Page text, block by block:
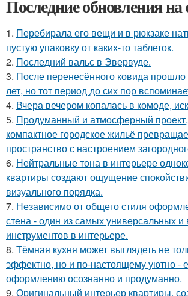
Последние обновления на
1. Перебирала его вещи и в рюкзаке
пустую упаковку от каких-то таблеток.
2. Последний вальс в Эвервуде.
3. После перенесённого ковида
лет, но тот период до сих пор
4. Вчера вечером копалась в комоде,
5. Продуманный и атмосферный
компактное городское жильё
пространство с настроением
6. Нейтральные тона в интерьере
квартиры создают ощущение
визуального порядка.
7. Независимо от общего стиля
стена - один из самых универсальных
инструментов в интерьере.
8. Тёмная кухня может выглядеть не
эффектно, но и по-настоящему уютно -
оформлению осознанно и продуманно.
9. Оригинальный интерьер квартиры,